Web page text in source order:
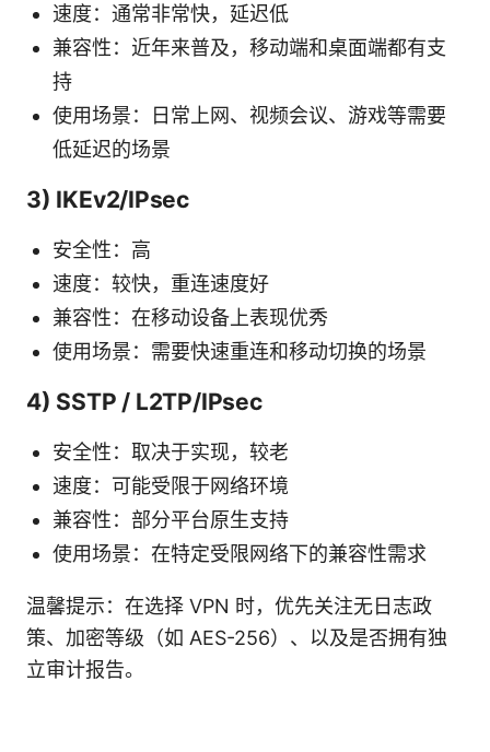
速度：通常非常快，延迟低
兼容性：近年来普及，移动端和桌面端都有支
持
使用场景：日常上网、视频会议、游戏等需要
低延迟的场景
3) IKEv2/IPsec
安全性：高
速度：较快，重连速度好
兼容性：在移动设备上表现优秀
使用场景：需要快速重连和移动切换的场景
4) SSTP / L2TP/IPsec
安全性：取决于实现，较老
速度：可能受限于网络环境
兼容性：部分平台原生支持
使用场景：在特定受限网络下的兼容性需求
温馨提示：在选择 VPN 时，优先关注无日志政
策、加密等级（如 AES-256）、以及是否拥有独
立审计报告。